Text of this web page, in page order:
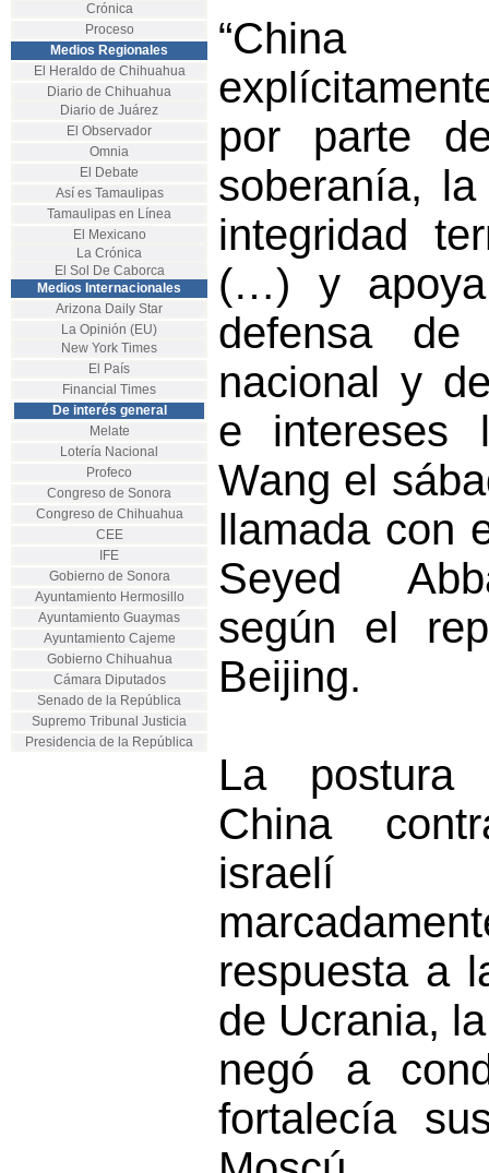
Crónica
Proceso
Medios Regionales
El Heraldo de Chihuahua
Diario de Chihuahua
Diario de Juárez
El Observador
Omnia
El Debate
Así es Tamaulipas
Tamaulipas en Línea
El Mexicano
La Crónica
El Sol De Caborca
Medios Internacionales
Arizona Daily Star
La Opinión (EU)
New York Times
El País
Financial Times
De interés general
Melate
Lotería Nacional
Profeco
Congreso de Sonora
Congreso de Chihuahua
CEE
IFE
Gobierno de Sonora
Ayuntamiento Hermosillo
Ayuntamiento Guaymas
Ayuntamiento Cajeme
Gobierno Chihuahua
Cámara Diputados
Senado de la República
Supremo Tribunal Justicia
Presidencia de la República
“China
por parte
soberanía,
integridad
(…) y
defensa de
nacional y
e intereses
Wang el
llamada con
Seyed
según el
Beijing.
La postura
China
israelí
respuesta a
de Ucrania,
negó a
fortalecía